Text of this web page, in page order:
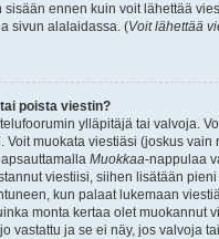
ennen kuin voit lähettää
sivun alalaidassa. (Voit lähettää
poista viestin?
ylläpitäjä tai valvoja.
Voit muokata viestiäsi (joskus vain
Muokkaa-nappulaa
viestiisi, siihen lisätään
kun palaat lukemaan
monta kertaa olet muokannut
vastattu ja se ei näy, jos valvoja